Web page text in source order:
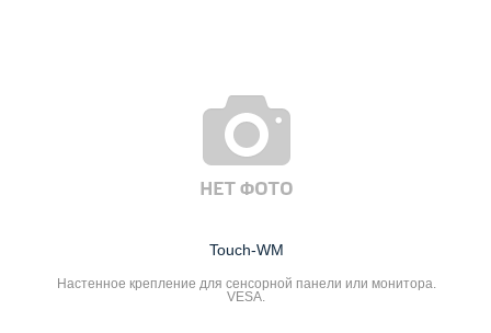
Touch-WM
Настенное крепление для сенсорной панели или монитора.
VESA.